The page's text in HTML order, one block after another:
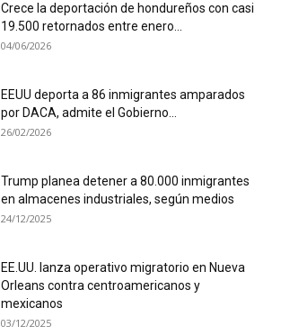
Crece la deportación de hondureños con casi
19.500 retornados entre enero...
04/06/2026
EEUU deporta a 86 inmigrantes amparados
por DACA, admite el Gobierno...
26/02/2026
Trump planea detener a 80.000 inmigrantes
en almacenes industriales, según medios
24/12/2025
EE.UU. lanza operativo migratorio en Nueva
Orleans contra centroamericanos y
mexicanos
03/12/2025